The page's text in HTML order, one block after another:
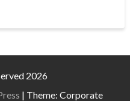
2026
| Theme: Corporate